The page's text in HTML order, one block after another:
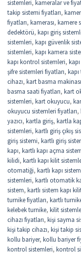
sistemleri, kameralar ve
takip sistemi fiyatları,
fiyatları, kamerası, kamere
dedektörü, kapı giriş
sistemleri, kapı güvenlik
sistemleri, kapı kamera
kapı kontrol sistemleri,
şifre sistemleri fiyatları,
cihazı, kart basma makinası
basma saati fiyatları, kart
sistemleri, kart okuyucu,
okuyucu sistemleri fiyatları,
yazıcı, kartla giriş, kartla
sistemleri, kartlı giriş çıkış
giriş sistemi, kartlı giriş
kapı, kartlı kapı açma
kilidi, kartlı kapı kilit
otomatiği, kartlı kapı
sistemleri, kartlı otomatik
sistem, kartlı sistem kapı
turnike fiyatları, kartlı
kelebek turnike, kilit
cihazı fiyatları, kişi sayma
kişi takip cihazı, kişi takip
kollu bariyer, kollu bariyer
kontrol sistemleri, kontrol